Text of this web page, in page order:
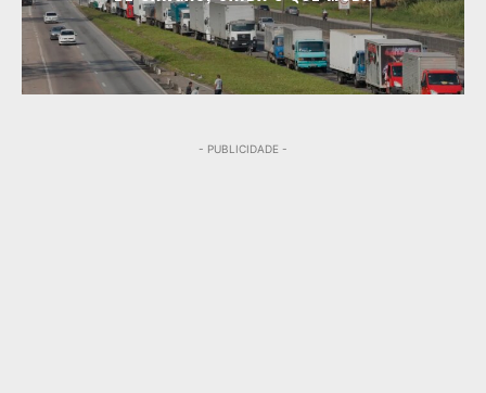
- PUBLICIDADE -